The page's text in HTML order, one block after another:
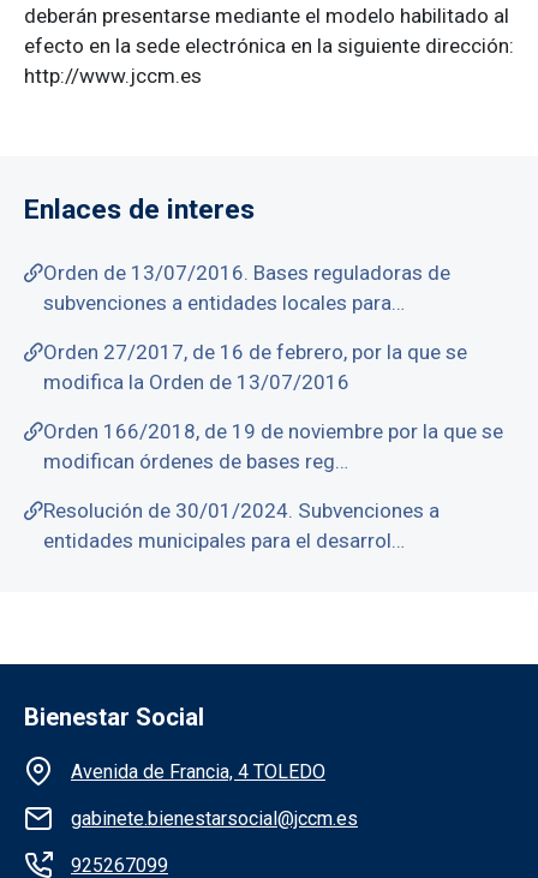
deberán presentarse mediante el modelo habilitado al
efecto en la sede electrónica en la siguiente dirección:
http://www.jccm.es
Enlaces de interes
Orden de 13/07/2016. Bases reguladoras de
subvenciones a entidades locales para…
Orden 27/2017, de 16 de febrero, por la que se
modifica la Orden de 13/07/2016
Orden 166/2018, de 19 de noviembre por la que se
modifican órdenes de bases reg…
Resolución de 30/01/2024. Subvenciones a
entidades municipales para el desarrol…
Bienestar Social
Información de la institución
Avenida de Francia, 4 TOLEDO
gabinete.bienestarsocial@jccm.es
925267099